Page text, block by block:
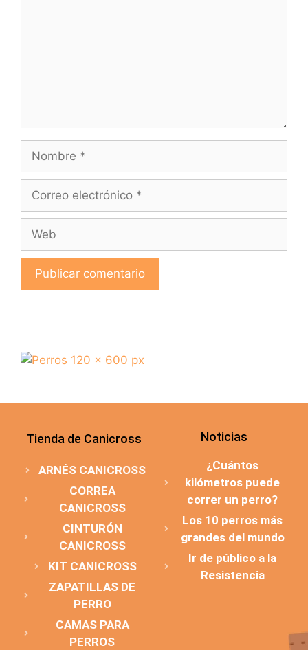
Tienda de Canicross
ARNÉS CANICROSS
CORREA
CANICROSS
CINTURÓN
CANICROSS
KIT CANICROSS
ZAPATILLAS DE
PERRO
CAMAS PARA
PERROS
Noticias
¿Cuántos
kilómetros puede
correr un perro?
Los 10 perros más
grandes del mundo
Ir de público a la
Resistencia